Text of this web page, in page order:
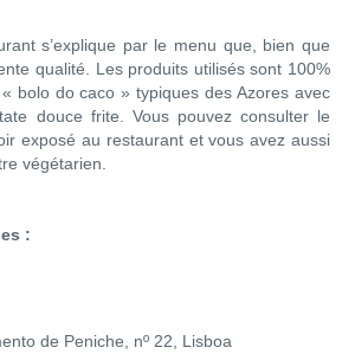
s’explique par le menu que, bien que
qualité. Les produits utilisés sont 100%
bolo do caco » typiques des Azores avec
douce frite. Vous pouvez consulter le
exposé au restaurant et vous avez aussi
végétarien.
:
de Peniche, nº 22, Lisboa